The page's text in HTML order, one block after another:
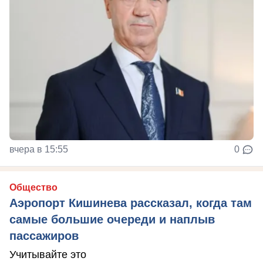
вчера в 15:55 0
Общество
Аэропорт Кишинева рассказал, когда там
самые большие очереди и наплыв
пассажиров
Учитывайте это